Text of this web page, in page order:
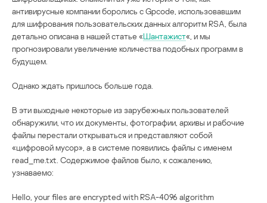
антивирусные компании боролись с Gpcode, использовавшим
для шифрования пользовательских данных алгоритм RSA, была
детально описана в нашей статье «Шантажист«, и мы
прогнозировали увеличение количества подобных программ в
будущем.
Однако ждать пришлось больше года.
В эти выходные некоторые из зарубежных пользователей
обнаружили, что их документы, фотографии, архивы и рабочие
файлы перестали открываться и представляют собой
«цифровой мусор», а в системе появились файлы с именем
read_me.txt. Содержимое файлов было, к сожалению,
узнаваемо:
Hello, your files are encrypted with RSA-4096 algorithm